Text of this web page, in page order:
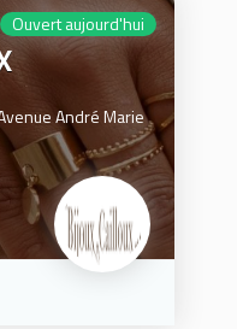
Ouvert aujourd'hui
André Marie